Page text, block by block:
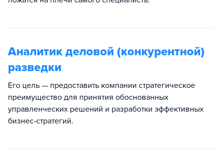
Аналитик деловой (конкурентной)
разведки
Его цель — предоставить компании стратегическое
преимущество для принятия обоснованных
управленческих решений и разработки эффективных
бизнес-стратегий.